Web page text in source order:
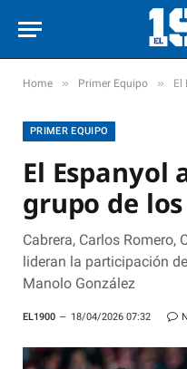
Home » Primer Equipo » El
PRIMER EQUIPO
El Espanyol
grupo de
Cabrera, Carlos Romero,
lideran la participación
Manolo González
EL1900 18/04/2026 07:32